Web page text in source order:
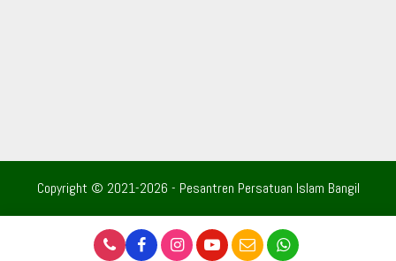
Copyright © 2021-2026 - Pesantren Persatuan Islam Bangil